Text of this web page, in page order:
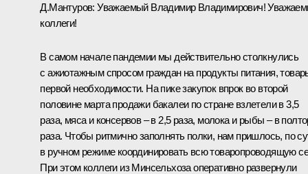
Д.Мантуров: Уважаемый Владимир Владимирович!
коллеги!
В самом начале пандемии мы действительно столкнулись
с ажиотажным спросом граждан на продукты питания,
первой необходимости. На пике закупок впрок во второй
половине марта продажи бакалеи по стране взлетели в 3,5
раза, мяса и консервов – в 2,5 раза, молока и рыбы – в
раза. Чтобы ритмично заполнять полки, нам пришлось, по
в ручном режиме координировать всю товаропроводящую
При этом коллеги из Минсельхоза оперативно развернули